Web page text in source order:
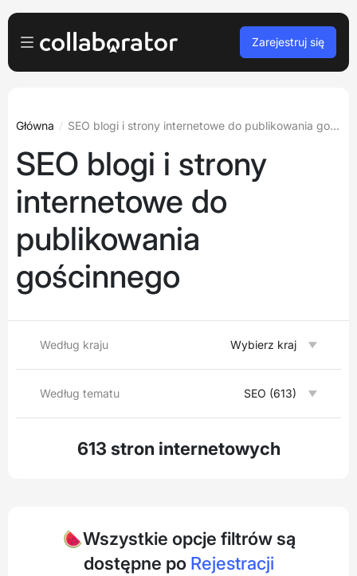
Dla wydawców
Dla agencji
Podcasty i webinary
Blog
Zarezerwuj demo
Języki Polski
Zaloguj
Darmowa rejestracja
Zarejestruj się
Główna SEO blogi i strony internetowe do publikowania gościnnego
SEO blogi i strony
internetowe do
publikowania
gościnnego
Według kraju Wybierz kraj
Według tematu SEO (613)
613 stron internetowych
🍉Wszystkie opcje filtrów są
dostępne po Rejestracji